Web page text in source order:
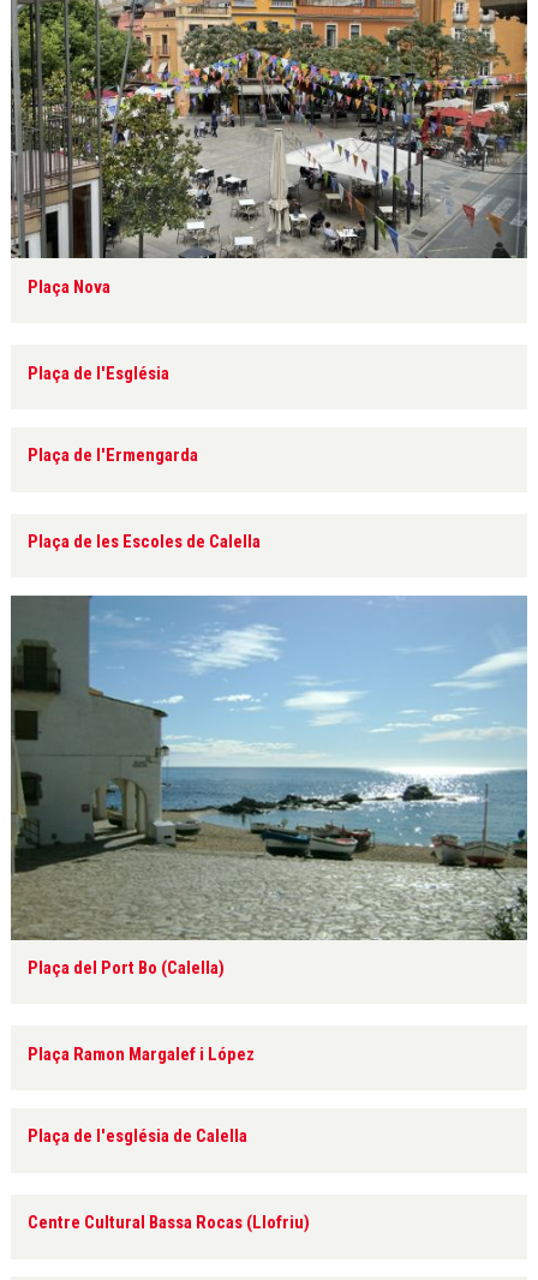
Plaça Nova
Plaça de l'Església
Plaça de l'Ermengarda
Plaça de les Escoles de Calella
Plaça del Port Bo (Calella)
Plaça Ramon Margalef i López
Plaça de l'església de Calella
Centre Cultural Bassa Rocas (Llofriu)